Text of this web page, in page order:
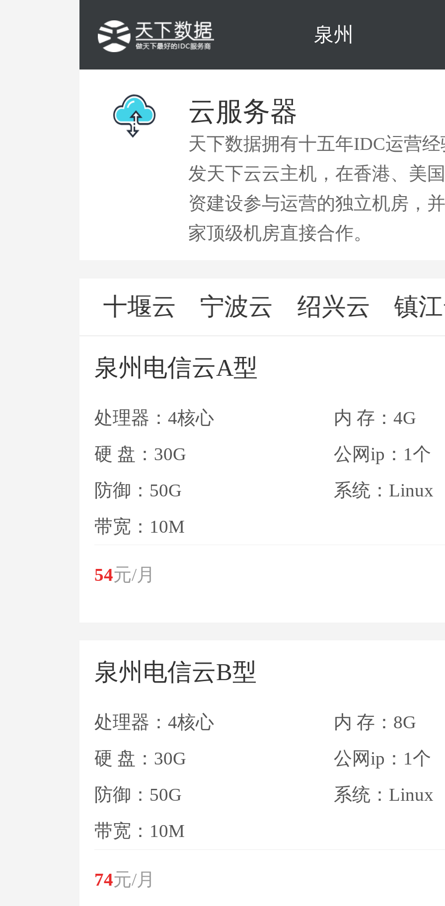
泉州
云服务器
天下数据拥有十五年IDC运营
发天下云云主机，在香港、美
资建设参与运营的独立机房，
家顶级机房直接合作。
十堰云 宁波云 绍兴云 镇
泉州电信云A型
处理器：4核心
硬 盘：30G
防御：50G
带宽：10M
内 存：4G
公网ip：1个
系统：Linux
54元/月
泉州电信云B型
处理器：4核心
硬 盘：30G
防御：50G
带宽：10M
内 存：8G
公网ip：1个
系统：Linux
74元/月